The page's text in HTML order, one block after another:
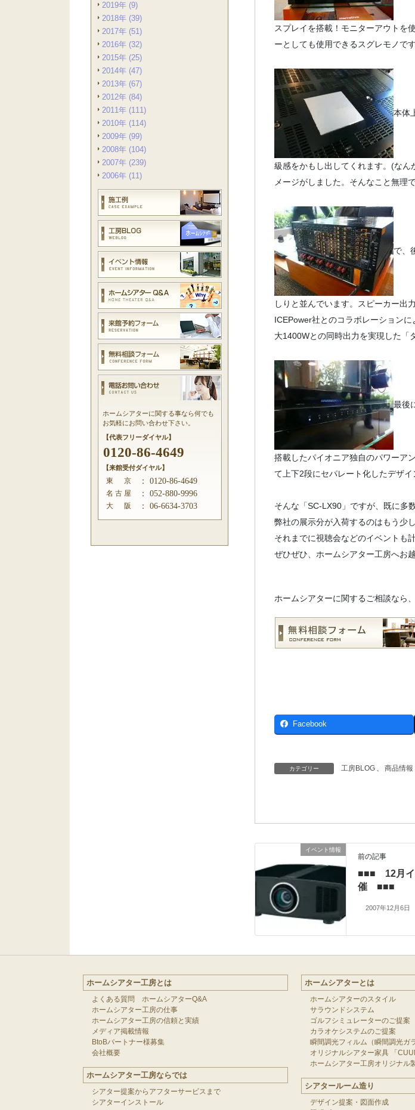
2019年 (9)
2018年 (39)
2017年 (51)
2016年 (32)
2015年 (25)
2014年 (47)
2013年 (67)
2012年 (84)
2011年 (111)
2010年 (114)
2009年 (99)
2008年 (104)
2007年 (239)
2006年 (11)
ホームシアターに関する事なら何でも
お気軽にお問い合わせ下さい。
【代表フリーダイヤル】
0120-86-4649
【来館受付ダイヤル】
東 京 ： 0120-86-4649
名 古 屋 ： 052-880-9996
大 阪 ： 06-6634-3703
スプレイを搭載！モニターアウトを
ーとしても使用できるスグレモノで
本体
級感をかもし出してくれます。(なん
メージがしました。そんなこと無理
で、
しりと並んでいます。スピーカー出
ICEPower社とのコラボレーション
大1400Wとの同時出力を実現した「
最後
搭載したパイオニア独自のパワーア
て上下2段にセパレート化したデザ
そんな「SC-LX90」ですが、既に多
弊社の展示分が入荷するのはもう少
それまでに視聴会などのイベントも
ぜひぜひ、ホームシアター工房へお
ホームシアターに関するご相談なら
Facebook
カテゴリー 工房BLOG 、 商品情報
イベント情報
前の記事
■■■ 12月イ
催 ■■■
2007年12月6日
ホームシアター工房とは
よくある質問 ホームシアターQ&A
ホームシアター工房の仕事
ホームシアター工房の信頼と実績
メディア掲載情報
BtoBパートナー様募集
会社概要
ホームシアター工房ならでは
シアター提案からアフターサービスまで
シアターインストール
ホームシアターとは
ホームシアターのスタイル
サラウンドシステム
ゴルフシミュレーターのご提案
カラオケシステムのご提案
瞬間調光フィルム（瞬間調光ガ
オリジナルシアター家具 「
ホームシアター工房オリジナル
シアタールーム造り
デザイン提案・図面作成